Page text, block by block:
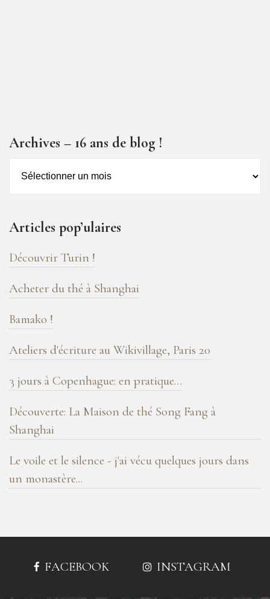
Archives – 16 ans de blog !
de
blog
!
Articles pop’ulaires
Découvrir Turin !
Acheter du thé à Shanghai
Bamako !
Ateliers d'écriture au Wikivillage, Paris 20
3 jours à Copenhague: en pratique…
Découverte: La Maison de thé Song Fang à
Shanghai
Le voile et le silence - j'ai vécu quelques jours dans
un monastère...
FACEBOOK INSTAGRAM